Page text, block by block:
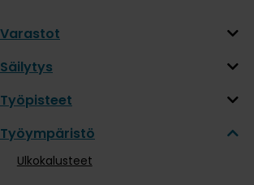
Varastot
Säilytys
Työpisteet
Työympäristö
Ulkokalusteet